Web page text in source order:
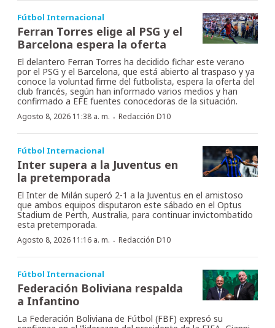
Fútbol Internacional
Ferran Torres elige al PSG y el
Barcelona espera la oferta
El delantero Ferran Torres ha decidido fichar este verano
por el PSG y el Barcelona, que está abierto al traspaso y ya
conoce la voluntad firme del futbolista, espera la oferta del
club francés, según han informado varios medios y han
confirmado a EFE fuentes conocedoras de la situación.
Agosto 8, 2026 11:38 a. m. · Redacción D10
Fútbol Internacional
Inter supera a la Juventus en
la pretemporada
El Inter de Milán superó 2-1 a la Juventus en el amistoso
que ambos equipos disputaron este sábado en el Optus
Stadium de Perth, Australia, para continuar invictombatido
esta pretemporada.
Agosto 8, 2026 11:16 a. m. · Redacción D10
Fútbol Internacional
Federación Boliviana respalda
a Infantino
La Federación Boliviana de Fútbol (FBF) expresó su